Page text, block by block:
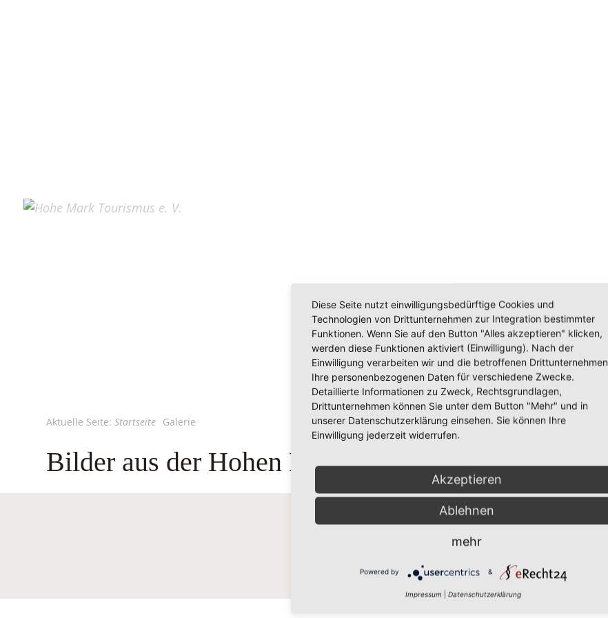
Aktuelle Seite:Startseite Galerie
Bilder aus der Hohen Mark
Diese Seite nutzt einwilligungsbedürftige Cookies und
Technologien von Drittunternehmen zur Integration bestimmter
Funktionen. Wenn Sie auf den Button "Alles akzeptieren" klicken,
werden diese Funktionen aktiviert (Einwilligung). Nach der
Einwilligung verarbeiten wir und die betroffenen Drittunternehmen
Ihre personenbezogenen Daten für verschiedene Zwecke.
Detaillierte Informationen zu Zweck, Rechtsgrundlagen,
Drittunternehmen können Sie unter dem Button "Mehr" und in
unserer Datenschutzerklärung einsehen. Sie können Ihre
Einwilligung jederzeit widerrufen.
Akzeptieren
Ablehnen
mehr
Powered by &
Impressum | Datenschutzerklärung